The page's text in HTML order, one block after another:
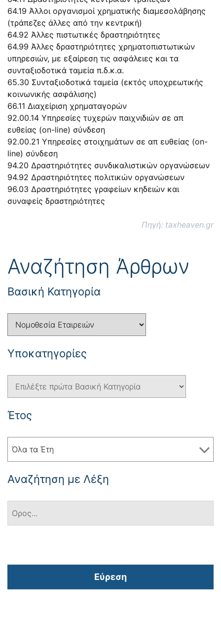
64.19 Άλλοι οργανισμοί χρηματικής διαμεσολάβησης
(τράπεζες άλλες από την κεντρική)
64.92 Άλλες πιστωτικές δραστηριότητες
64.99 Άλλες δραστηριότητες χρηματοπιστωτικών
υπηρεσιών, με εξαίρεση τις ασφάλειες και τα
συνταξιοδοτικά ταμεία π.δ.κ.α.
65.30 Συνταξιοδοτικά ταμεία (εκτός υποχρεωτικής
κοινωνικής ασφάλισης)
66.11 Διαχείριση χρηματαγορών
92.00.14 Υπηρεσίες τυχερών παιχνιδιών σε απ
ευθείας (on-line) σύνδεση
92.00.21 Υπηρεσίες στοιχημάτων σε απ ευθείας (on-
line) σύνδεση
94.20 Δραστηριότητες συνδικαλιστικών οργανώσεων
94.92 Δραστηριότητες πολιτικών οργανώσεων
96.03 Δραστηριότητες γραφείων κηδειών και
συναφείς δραστηριότητες
Πηγή: taxheaven.gr
Αναζήτηση Άρθρων
Βασική Κατηγορία
Yποκατηγορίες
Έτος
Όλα τα Έτη
Αναζήτηση με Λέξη
Εύρεση